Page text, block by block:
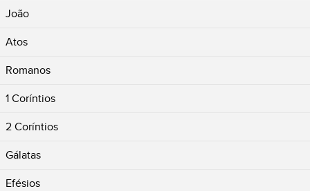
João
Atos
Romanos
1 Coríntios
2 Coríntios
Gálatas
Efésios